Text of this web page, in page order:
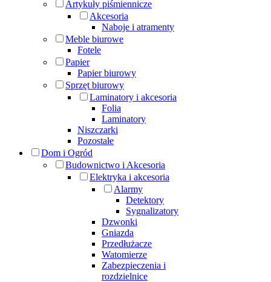
Artykuły piśmiennicze
Akcesoria
Naboje i atramenty
Meble biurowe
Fotele
Papier
Papier biurowy
Sprzęt biurowy
Laminatory i akcesoria
Folia
Laminatory
Niszczarki
Pozostałe
Dom i Ogród
Budownictwo i Akcesoria
Elektryka i akcesoria
Alarmy
Detektory
Sygnalizatory
Dzwonki
Gniazda
Przedłużacze
Watomierze
Zabezpieczenia i
rozdzielnice